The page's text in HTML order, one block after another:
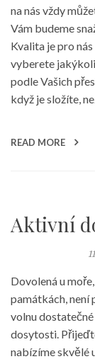
na nás vždy
Vám budeme
Kvalita je pro
vyberete
podle Vašich
když je složíte,
READ MORE
Aktivní
Dovolená u
památkách, není
volnu dostatečné
dosytosti.
nabízíme skvělé